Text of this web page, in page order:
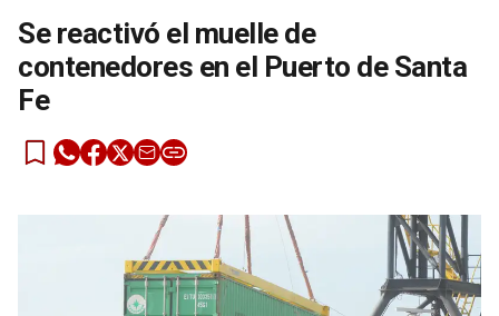
Se reactivó el muelle de
contenedores en el Puerto de Santa
Fe